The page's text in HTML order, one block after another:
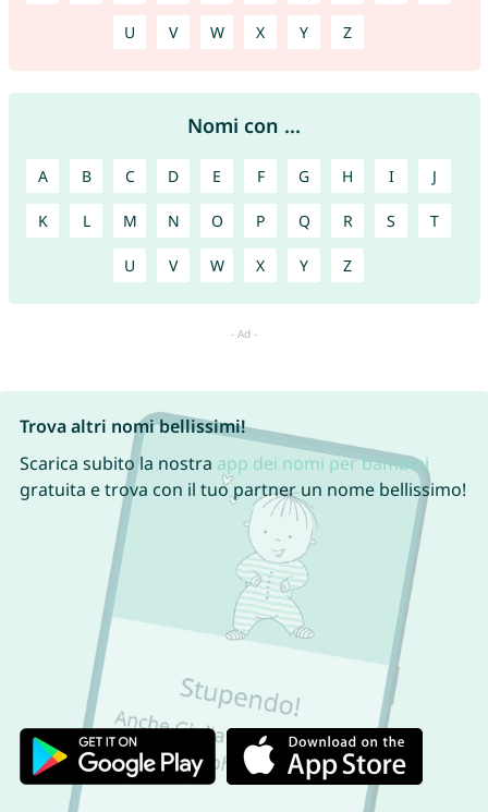
U V W X Y Z
Nomi con ...
A B C D E F G H I J
K L M N O P Q R S T
U V W X Y Z
Trova altri nomi bellissimi!
Scarica subito la nostra app dei nomi per bambini
gratuita e trova con il tuo partner un nome bellissimo!